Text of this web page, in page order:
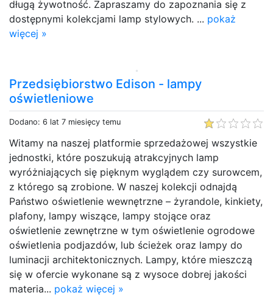
długą żywotność. Zapraszamy do zapoznania się z
dostępnymi kolekcjami lamp stylowych. ... pokaż
więcej »
Przedsiębiorstwo Edison - lampy
oświetleniowe
Dodano: 6 lat 7 miesięcy temu
Witamy na naszej platformie sprzedażowej wszystkie
jednostki, które poszukują atrakcyjnych lamp
wyróżniających się pięknym wyglądem czy surowcem,
z którego są zrobione. W naszej kolekcji odnajdą
Państwo oświetlenie wewnętrzne – żyrandole, kinkiety,
plafony, lampy wiszące, lampy stojące oraz
oświetlenie zewnętrzne w tym oświetlenie ogrodowe
oświetlenia podjazdów, lub ścieżek oraz lampy do
luminacji architektonicznych. Lampy, które mieszczą
się w ofercie wykonane są z wysoce dobrej jakości
materia... pokaż więcej »